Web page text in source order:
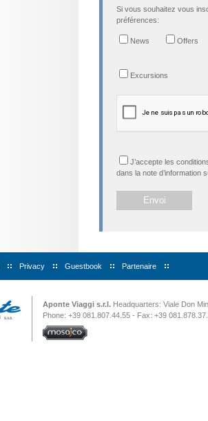
Si vous souhaitez vous
préférences:
News Offers
Excursions
J’accepte les
dans la note d’information
Privacy Guestbook Partenaire
Aponte Viaggi s.r.l. Headquarters: Viale Don
Phone: +39 081.807.44.55 - Fax: +39